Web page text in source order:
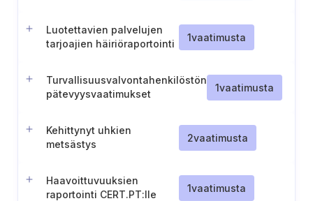
Luotettavien palvelujen
tarjoajien häiriöraportointi
1vaatimusta
Turvallisuusvalvontahenkilöstön
pätevyysvaatimukset
1vaatimusta
Kehittynyt uhkien
metsästys
2vaatimusta
Haavoittuvuuksien
raportointi CERT.PT:lle
1vaatimusta